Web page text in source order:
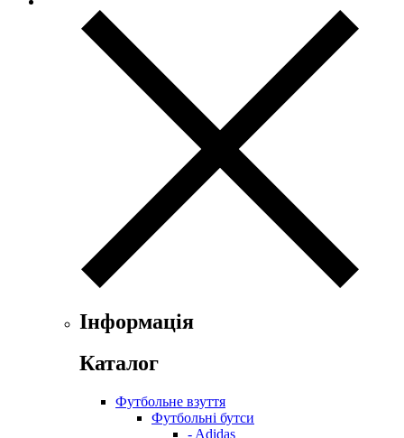
Інформація
Каталог
Футбольне взуття
Футбольні бутси
- Adidas